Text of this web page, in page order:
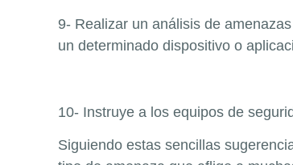
9- Realizar un análisis de
un determinado dispositivo o
10- Instruye a los equipos de
Siguiendo estas sencillas